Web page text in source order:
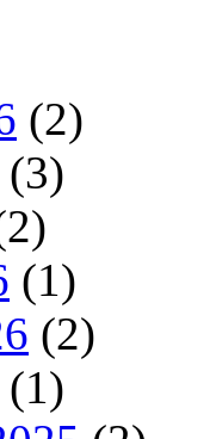
(2)
(3)
(1)
(2)
(1)